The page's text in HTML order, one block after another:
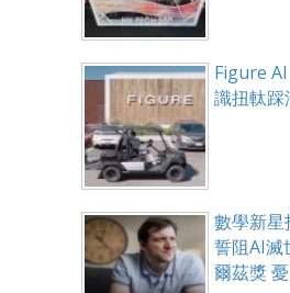
Figure
識扭軚踩
數學新星
誓阻AI滅
爾茲獎